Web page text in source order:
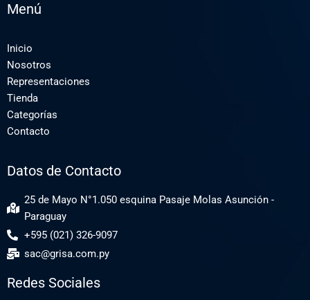
Menú
Inicio
Nosotros
Representaciones
Tienda
Categorías
Contacto
Datos de Contacto
25 de Mayo N°1.050 esquina Pasaje Molas Asunción -
Paraguay
+595 (021) 326-9097
sac@grisa.com.py
Redes Sociales